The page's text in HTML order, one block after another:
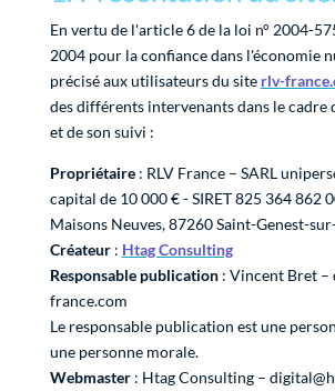
En vertu de l'article 6 de la loi n° 2004-
2004 pour la confiance dans l'économie
précisé aux utilisateurs du site rlv-
des différents intervenants dans le cadre
et de son suivi :
Propriétaire: RLV France – SARL
capital de 10 000 € - SIRET 825 364 862
Maisons Neuves, 87260 Saint-Genest-
Créateur: Htag Consulting
Responsable publication: Vincent Bret –
france.com
Le responsable publication est une
une personne morale.
Webmaster: Htag Consulting –